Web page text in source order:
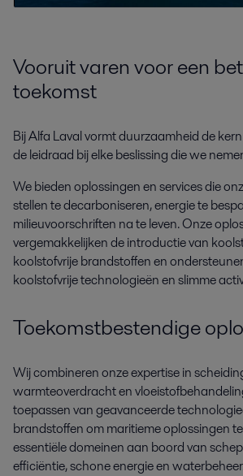
Vooruit varen voor een
toekomst
Bij Alfa Laval vormtduurzaamheid de
de leidraad bij elke beslissing die we
We bieden oplossingen en services die
stellen te decarboniseren, energie te
milieuvoorschriften na te leven. Onze
vergemakkelijken de introductie van
koolstofvrije brandstoffen en
koolstofvrije technologieën en slimme
Toekomstbestendige
Wij combineren onze expertise in
warmteoverdracht en
toepassen van geavanceerde
brandstoffen om maritieme oplossingen
essentiële domeinen aan boord van
efficiëntie, schone energie en